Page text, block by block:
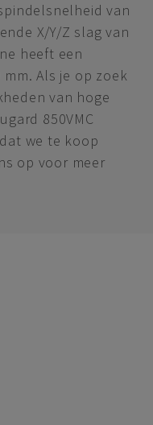
van
X/Y/Z slag van
heeft een
Als je op zoek
van hoge
850VMC
we te koop
op voor meer